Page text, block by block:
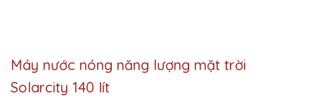
Máy nước nóng năng lượng mặt trời
Solarcity 140 lít